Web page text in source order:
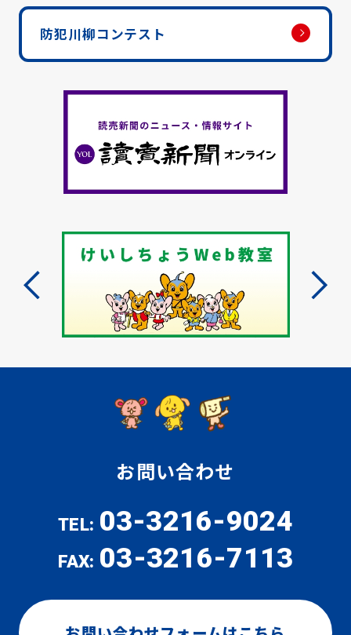
防犯川柳コンテスト
お問い合わせ
TEL: 03-3216-9024
FAX: 03-3216-7113